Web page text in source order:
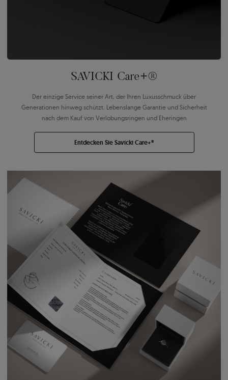
SAVICKI Care+®
Der einzige Service seiner Art, der Ihren Luxusschmuck über
Generationen hinweg schützt. Lebenslange Garantie und Sicherheit
nach dem Kauf von Verlobungsringen und Eheringen
Entdecken Sie Savicki Care+®